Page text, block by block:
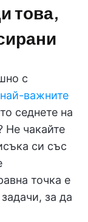
това,
с
важните
седнете на
Не чакайте
си със
точка е
за да